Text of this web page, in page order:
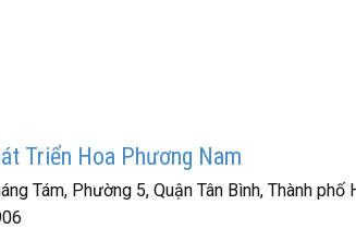
Triển Hoa Phương Nam
Tám, Phường 5, Quận Tân Bình, Thành phố